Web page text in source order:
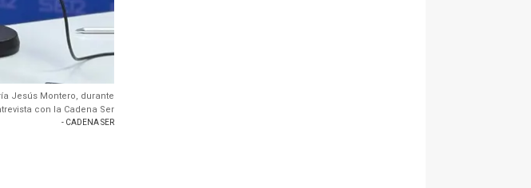
Jesús Montero, durante
con la Cadena Ser
- CADENA SER